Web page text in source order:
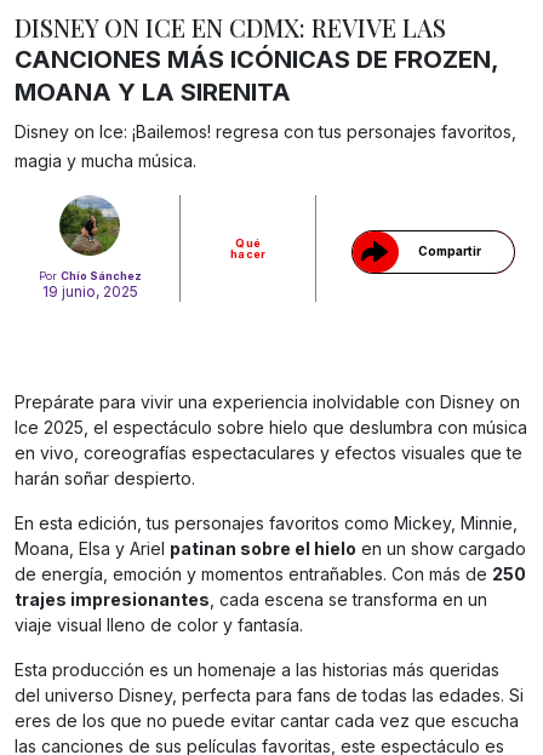
Por Chío Sánchez
19 junio, 2025
Qué
hacer
Compartir
Gracias!
DISNEY ON ICE EN CDMX: REVIVE LAS
CANCIONES MÁS ICÓNICAS DE FROZEN,
MOANA Y LA SIRENITA
Disney on Ice: ¡Bailemos! regresa con tus personajes favoritos,
magia y mucha música.
Prepárate para vivir una experiencia inolvidable con Disney on
Ice 2025, el espectáculo sobre hielo que deslumbra con música
en vivo, coreografías espectaculares y efectos visuales que te
harán soñar despierto.
En esta edición, tus personajes favoritos como Mickey, Minnie,
Moana, Elsa y Ariel patinan sobre el hielo en un show cargado
de energía, emoción y momentos entrañables. Con más de 250
trajes impresionantes, cada escena se transforma en un
viaje visual lleno de color y fantasía.
Esta producción es un homenaje a las historias más queridas
del universo Disney, perfecta para fans de todas las edades. Si
eres de los que no puede evitar cantar cada vez que escucha
las canciones de sus películas favoritas, este espectáculo es